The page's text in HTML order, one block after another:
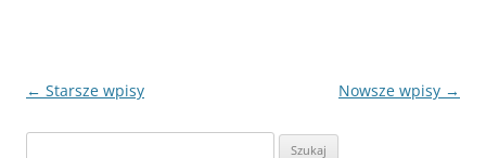
Zobacz
← Starsze wpisy Nowsze wpisy →